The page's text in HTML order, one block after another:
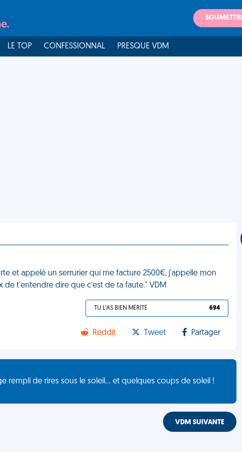
LE TOP CONFESSIONNAL PRESQUE VDM
et appelé un serrurier qui me facture 2500€, j'appelle mon
de t'entendre dire que c'est de ta faute." VDM
TU L'AS BIEN MÉRITÉ 694
Reddit Tweet Partager
rempli de rires sous le soleil... et quelques coups de soleil !
VDM SUIVANTE